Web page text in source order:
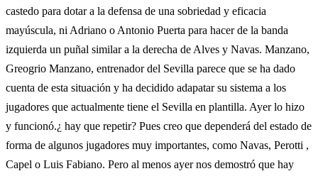
castedo para dotar a la defensa de una sobriedad y eficacia
mayúscula, ni Adriano o Antonio Puerta para hacer de la banda
izquierda un puñal similar a la derecha de Alves y Navas. Manzano,
Greogrio Manzano, entrenador del Sevilla parece que se ha dado
cuenta de esta situación y ha decidido adapatar su sistema a los
jugadores que actualmente tiene el Sevilla en plantilla. Ayer lo hizo
y funcionó.¿ hay que repetir? Pues creo que dependerá del estado de
forma de algunos jugadores muy importantes, como Navas, Perotti ,
Capel o Luis Fabiano. Pero al menos ayer nos demostró que hay